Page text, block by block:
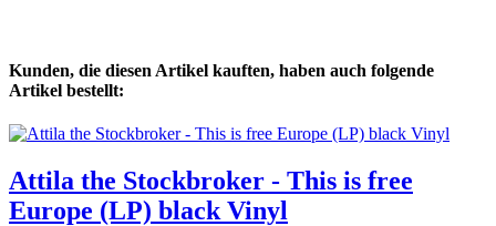
Kunden, die diesen Artikel kauften, haben auch folgende
Artikel bestellt:
Attila the Stockbroker - This is free
Europe (LP) black Vinyl